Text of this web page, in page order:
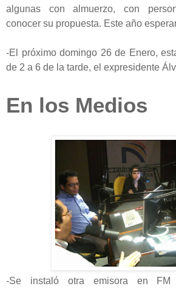
algunas con almuerzo, con
conocer su propuesta. Este año
-El próximo domingo 26 de Enero,
de 2 a 6 de la tarde, el expresidente
En los Medios
-Se instaló otra emisora en